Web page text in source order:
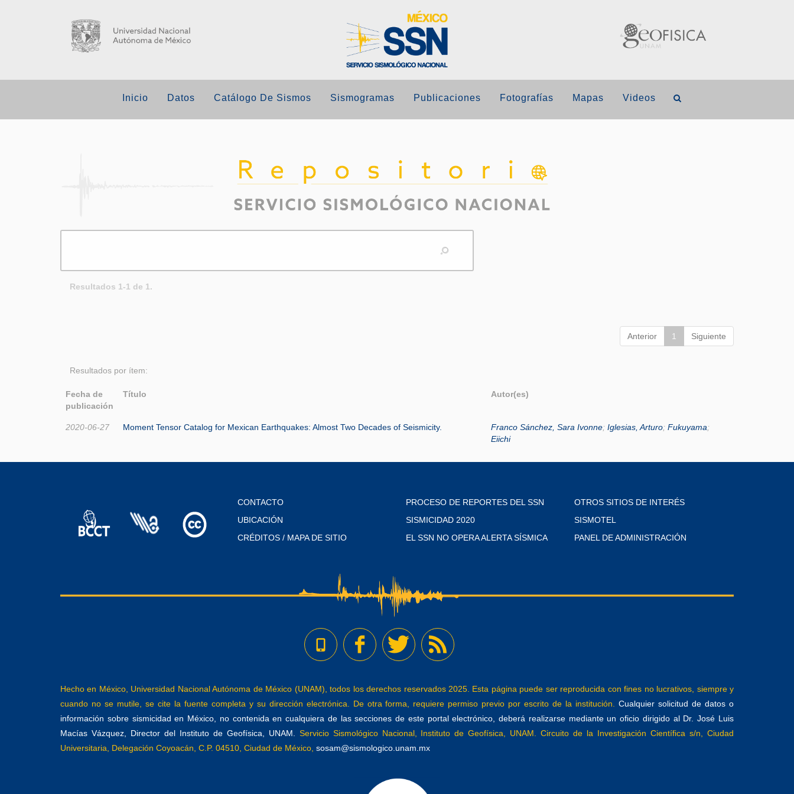
Inicio Datos Catálogo De Sismos Sismogramas Publicaciones Fotografías Mapas Videos
Resultados 1-1 de 1.
Anterior 1 Siguiente
Resultados por ítem:
Fecha de
publicación
Título Autor(es)
2020-06-27 Moment Tensor Catalog for Mexican Earthquakes: Almost Two Decades of Seismicity. Franco Sánchez, Sara Ivonne; Iglesias, Arturo; Fukuyama;
Eiichi
CONTACTO
UBICACIÓN
CRÉDITOS / MAPA DE SITIO
PROCESO DE REPORTES DEL SSN
SISMICIDAD 2020
EL SSN NO OPERA ALERTA SÍSMICA
OTROS SITIOS DE INTERÉS
SISMOTEL
PANEL DE ADMINISTRACIÓN
Hecho en México, Universidad Nacional Autónoma de México (UNAM), todos los derechos reservados 2025. Esta página puede ser reproducida con fines no lucrativos, siempre y
cuando no se mutile, se cite la fuente completa y su dirección electrónica. De otra forma, requiere permiso previo por escrito de la institución.Cualquier solicitud de datos o
información sobre sismicidad en México, no contenida en cualquiera de las secciones de este portal electrónico, deberá realizarse mediante un oficio dirigido al Dr. José Luis
Macías Vázquez, Director del Instituto de Geofísica, UNAM.
Servicio Sismológico Nacional, Instituto de Geofísica, UNAM. Circuito de la Investigación Científica s/n, Ciudad
Universitaria, Delegación Coyoacán, C.P. 04510, Ciudad de México, sosam@sismologico.unam.mx